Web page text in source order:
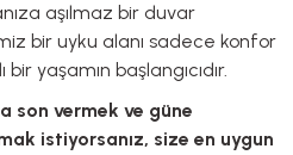
aşılmaz bir duvar
bir uyku alanı sadece konfor
yaşamın başlangıcıdır.
son vermek ve güne
istiyorsanız, size en uygun